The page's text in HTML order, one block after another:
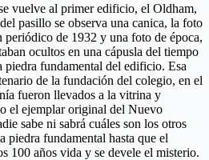
vuelve al primer edificio, el Oldham,
pasillo se observa una canica, la foto
periódico de 1932 y una foto de época,
ocultos en una cápusla del tiempo
piedra fundamental del edificio. Esa
de la fundación del colegio, en el
fueron llevados a la vitrina y
el ejemplar original del Nuevo
sabe ni sabrá cuáles son los otros
piedra fundamental hasta que el
100 años vida y se devele el misterio.